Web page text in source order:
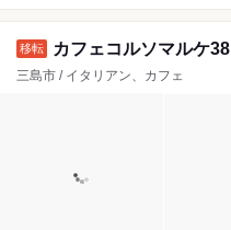
カフェコルソマルケ38
三島市 / イタリアン、カフェ